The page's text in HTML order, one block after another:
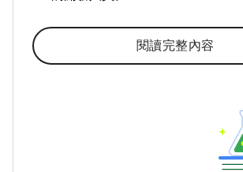
閱讀完整內容